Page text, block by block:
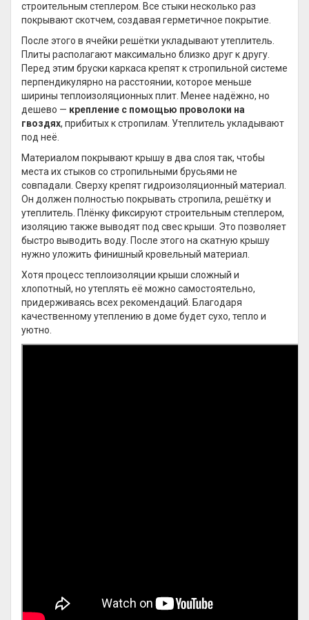
строительным степлером. Все стыки несколько раз
покрывают скотчем, создавая герметичное покрытие.
После этого в ячейки решётки укладывают утеплитель.
Плиты располагают максимально близко друг к другу.
Перед этим бруски каркаса крепят к стропильной системе
перпендикулярно на расстоянии, которое меньше
ширины теплоизоляционных плит. Менее надёжно, но
дешево — крепление с помощью проволоки на
гвоздях, прибитых к стропилам. Утеплитель укладывают
под неё.
Материалом покрывают крышу в два слоя так, чтобы
места их стыков со стропильными брусьями не
совпадали. Сверху крепят гидроизоляционный материал.
Он должен полностью покрывать стропила, решётку и
утеплитель. Плёнку фиксируют строительным степлером,
изоляцию также выводят под свес крыши. Это позволяет
быстро выводить воду. После этого на скатную крышу
нужно уложить финишный кровельный материал.
Хотя процесс теплоизоляции крыши сложный и
хлопотный, но утеплять её можно самостоятельно,
придерживаясь всех рекомендаций. Благодаря
качественному утеплению в доме будет сухо, тепло и
уютно.